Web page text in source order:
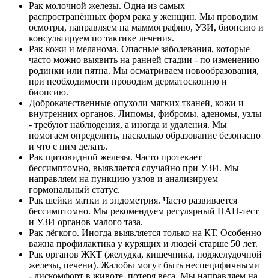
Рак молочной железы. Одна из самых
распространённых форм рака у женщин. Мы проводим
осмотры, направляем на маммографию, УЗИ, биопсию и
консультируем по тактике лечения.
Рак кожи и меланома. Опасные заболевания, которые
часто можно выявить на ранней стадии - по изменению
родинки или пятна. Мы осматриваем новообразования,
при необходимости проводим дерматоскопию и
биопсию.
Доброкачественные опухоли мягких тканей, кожи и
внутренних органов. Липомы, фибромы, аденомы, узлы
- требуют наблюдения, а иногда и удаления. Мы
помогаем определить, насколько образование безопасно
и что с ним делать.
Рак щитовидной железы. Часто протекает
бессимптомно, выявляется случайно при УЗИ. Мы
направляем на пункцию узлов и анализируем
гормональный статус.
Рак шейки матки и эндометрия. Часто развивается
бессимптомно. Мы рекомендуем регулярный ПАП-тест
и УЗИ органов малого таза.
Рак лёгкого. Иногда выявляется только на КТ. Особенно
важна профилактика у курящих и людей старше 50 лет.
Рак органов ЖКТ (желудка, кишечника, поджелудочной
железы, печени). Жалобы могут быть неспецифичными
- дискомфорт в животе, потеря веса. Мы направляем на